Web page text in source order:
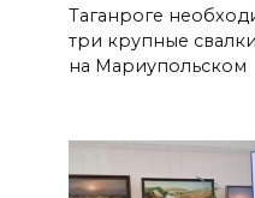
Таганроге
три крупные
на Мариупольском